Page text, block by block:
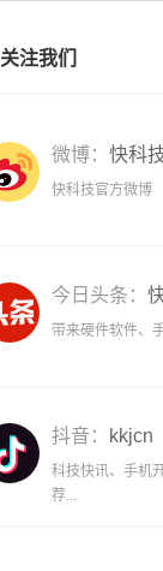
关注我们
微博： 快科
快科技官方微博
今日头条：
带来硬件软件、
抖音： kkjcn
科技快讯、手机
荐...